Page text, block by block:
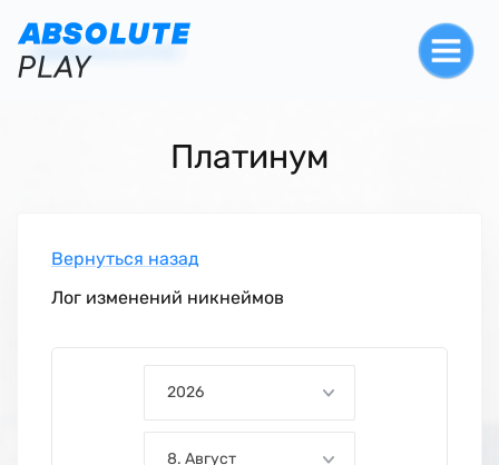
Платинум
Лог изменений никнеймов
Вернуться назад